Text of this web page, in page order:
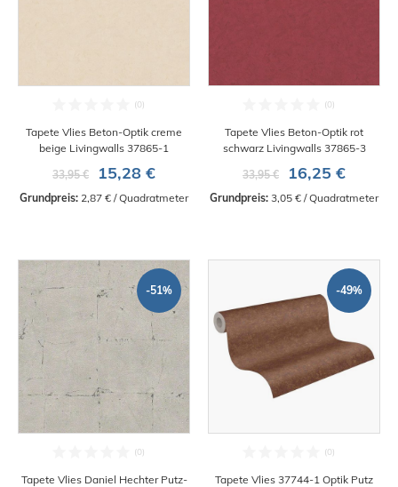
Tapete Vlies Beton-Optik creme
beige Livingwalls 37865-1
33,95 €
15,28 €
Grundpreis: 2,87 € / Quadratmeter
Tapete Vlies Beton-Optik rot
schwarz Livingwalls 37865-3
33,95 €
16,25 €
Grundpreis: 3,05 € / Quadratmeter
-51%
Tapete Vlies Daniel Hechter Putz-
-49%
Tapete Vlies 37744-1 Optik Putz